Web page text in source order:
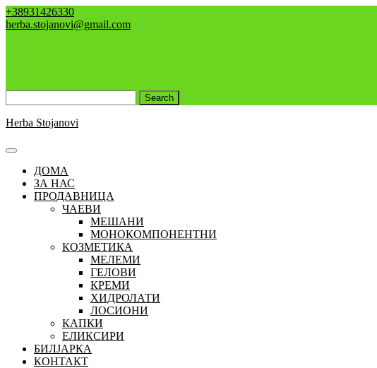
Skip
to
+38931426330
herba.stojanovi@gmail.com
for:
Herba Stojanovi
Open
ButtonДОМА
ЗА НАС
ПРОДАВНИЦА
ЧАЕВИ
МЕШАНИ
МОНОКОМПОНЕНТНИ
КОЗМЕТИКА
МЕЛЕМИ
ГЕЛОВИ
КРЕМИ
ХИДРОЛАТИ
ЛОСИОНИ
КАПКИ
ЕЛИКСИРИ
БИЛЈАРКА
КОНТАКТ